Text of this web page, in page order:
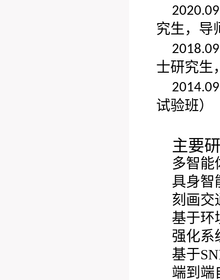
究生，导
士研究生
试验班）
主要
多智能
具身智
刻画交
基于环
强化系
基于
端到端